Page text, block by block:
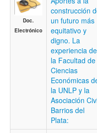
Doc.
Electrónico
construcción
un futuro más
equitativo y
digno. La
experiencia de
la Facultad de
Ciencias
Económicas
la UNLP y la
Asociación
Barrios del
Plata: